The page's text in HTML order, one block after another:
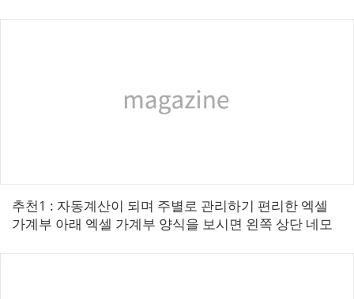
원하는 자기소개서의 한정된 분량에 ...
추천1 : 자동계산이 되며 주별로 관리하기 편리한 엑셀
가계부 아래 엑셀 가계부 양식을 보시면 왼쪽 상단 네모
카드 소비금액을 따로 기입할 수...